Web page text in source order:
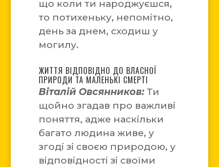
що коли ти народжуєшся,
то потихеньку, непомітно,
день за днем, сходиш у
могилу.
ЖИТТЯ ВІДПОВІДНО ДО ВЛАСНОЇ
ПРИРОДИ ТА МАЛЕНЬКІ СМЕРТІ
Віталій Овсянников:Ти
щойно згадав про важливі
поняття, адже наскільки
багато людина живе, у
згоді зі своєю природою, у
відповідності зі своїми